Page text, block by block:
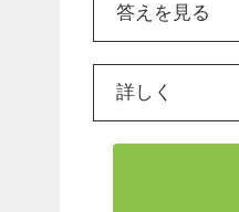
答えを見る
詳しく